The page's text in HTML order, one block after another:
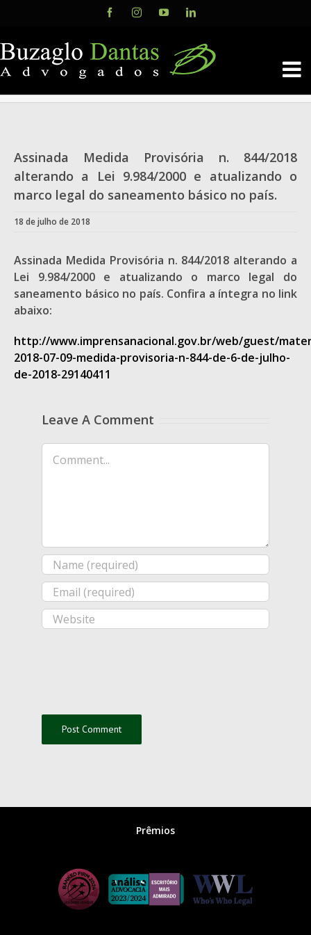
content
FacebookInstagramYouTubeLinkedIn
Assinada Medida Provisória n. 844/2018
alterando a Lei 9.984/2000 e atualizando o
marco legal do saneamento básico no país.
18 de julho de 2018
Assinada Medida Provisória n. 844/2018 alterando a
Lei 9.984/2000 e atualizando o marco legal do
saneamento básico no país. Confira a íntegra no link
abaixo:
http://www.imprensanacional.gov.br/web/guest/
2018-07-09-medida-provisoria-n-844-de-6-de-julho-
de-2018-29140411
Leave A Comment
Comment
Prêmios